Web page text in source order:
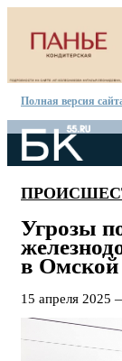
Полная версия
Угрозы
в Омской
15 апреля 2025